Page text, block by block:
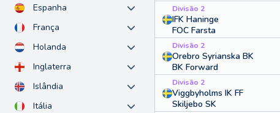
Divisão 2
IFK Haninge
FOC Farsta
Divisão 2
Orebro Syrianska BK
BK Forward
Divisão 2
Viggbyholms IK FF
Skiljebo SK
Espanha
França
Holanda
Inglaterra
Islândia
Itália